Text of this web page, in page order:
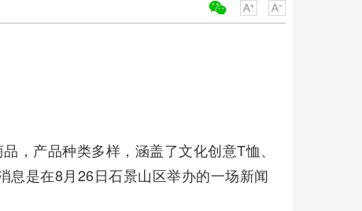
，产品种类多样，涵盖了文化创意T恤、
息是在8月26日石景山区举办的一场新闻